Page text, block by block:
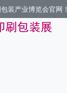
装产业博览会官网！